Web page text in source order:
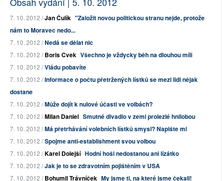
7. 10. 2012 /Jan Čulík "Založit novou politickou stranu nejde, protože
nám to Moravec nedo...
7. 10. 2012 /Nedá se dělat nic
7. 10. 2012 /Boris Cvek Všechno je vždycky běh na dlouhou míli
7. 10. 2012 /Vládu pobavíte
7. 10. 2012 /Informace o počtu přetržených lístků se mezi lidi nějak
dostane
7. 10. 2012 /Může dojít k nulové účasti ve volbách?
7. 10. 2012 /Milan Daniel Smutné divadlo v zemi prolezlé hnilobou
7. 10. 2012 /Má přetrhávání volebních lístků smysl? Napište mi
7. 10. 2012 /Spojme anti-establishment svou volbou
7. 10. 2012 /Karel Dolejší Hodní hoši nedostanou ani lízátko
7. 10. 2012 /Jak je to se zdravotním pojištěním v USA
7. 10. 2012 /Bohumil Trávníček My jsme ti, na které jsme čekali!